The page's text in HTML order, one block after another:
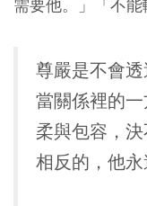
需要他。」「不
尊嚴是不會透
當關係裡的
柔與包容，
相反的，他永